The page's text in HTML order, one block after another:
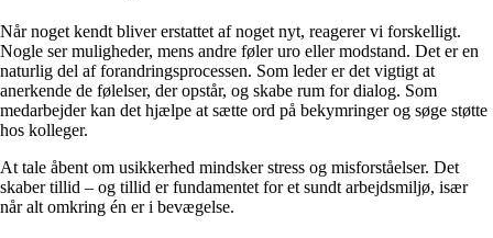
Når noget kendt bliver erstattet af noget nyt, reagerer vi forskelligt.
Nogle ser muligheder, mens andre føler uro eller modstand. Det er en
naturlig del af forandringsprocessen. Som leder er det vigtigt at
anerkende de følelser, der opstår, og skabe rum for dialog. Som
medarbejder kan det hjælpe at sætte ord på bekymringer og søge støtte
hos kolleger.
At tale åbent om usikkerhed mindsker stress og misforståelser. Det
skaber tillid – og tillid er fundamentet for et sundt arbejdsmiljø, især
når alt omkring én er i bevægelse.